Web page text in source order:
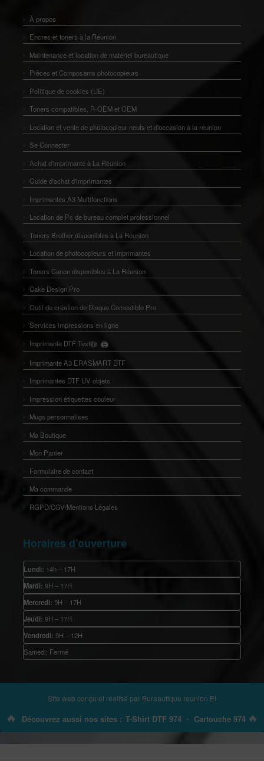
À propos
Encres et toners à la Réunion
Maintenance et location de matériel bureautique
Pièces et Composants photocopieurs
Politique de cookies (UE)
Toners compatibles, R-OEM et OEM
Location et vente de photocopieur neufs et d'occasion à la réunion
Se Connecter
Achat d'Imprimante à La Réunion
Guide d'achat d'imprimantes
Imprimantes A3 Multifonctions
Location de Pc de bureau complet professionnel
Toners Brother disponibles à La Réunion
Location de photocopieurs et imprimantes
Toners Canon disponibles à La Réunion
Cake Design Pro
Outil de création de Disque Comestible Pro
Services impressions en ligne
Imprimante DTF Textile 🖨️
👕
Imprimante A3 ERASMART DTF
Imprimantes DTF UV objets
Impression étiquettes couleur
Mugs personnalises
Ma Boutique
Mon Panier
Formulaire de contact
Ma commande
RGPD/CGV/Mentions Légales
Horaires d’ouverture
Lundi: 14h – 17H
Mardi: 9H – 17H
Mercredi: 9H – 17H
Jeudi: 9H – 17H
Vendredi: 9H – 12H
Samedi: Fermé
Site web conçu et réalisé par Bureautique reunion EI
🔥 Découvrez aussi nos sites : T-Shirt DTF 974 • Cartouche 974 🔥